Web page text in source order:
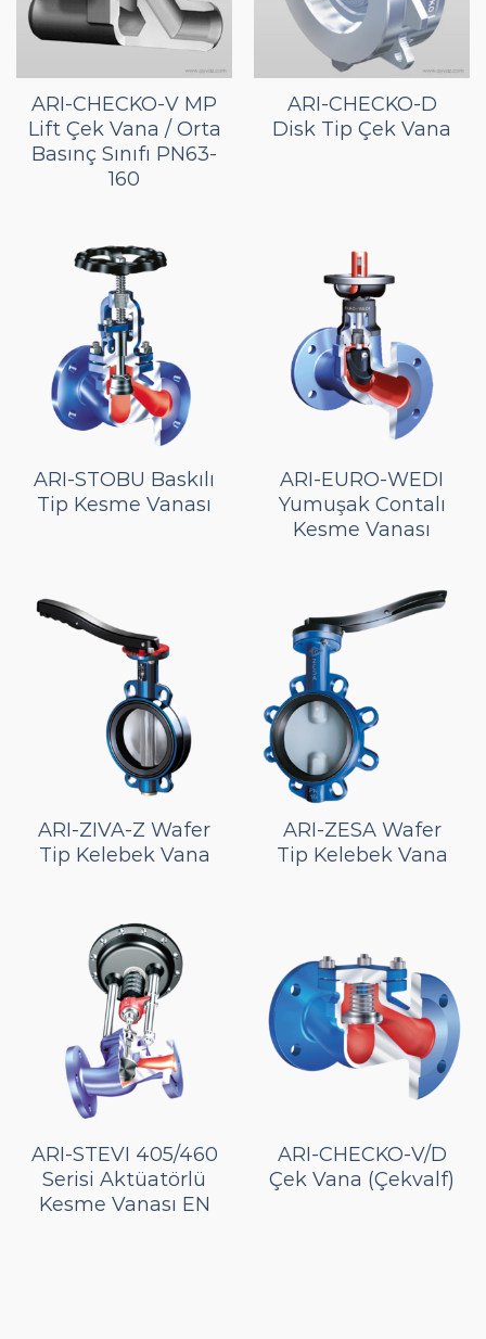
ARI-CHECKO-V MP
Lift Çek Vana / Orta
Basınç Sınıfı PN63-
160
ARI-CHECKO-D
Disk Tip Çek Vana
ARI-STOBU Baskılı
Tip Kesme Vanası
ARI-EURO-WEDI
Yumuşak Contalı
Kesme Vanası
ARI-ZIVA-Z Wafer
Tip Kelebek Vana
ARI-ZESA Wafer
Tip Kelebek Vana
ARI-STEVI 405/460
Serisi Aktüatörlü
Kesme Vanası EN
ARI-CHECKO-V/D
Çek Vana (Çekvalf)